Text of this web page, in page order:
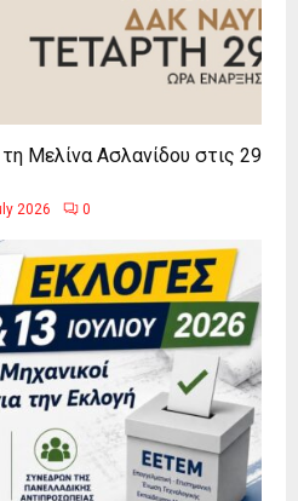
Μελίνα Ασλανίδου στις 29
2026 0